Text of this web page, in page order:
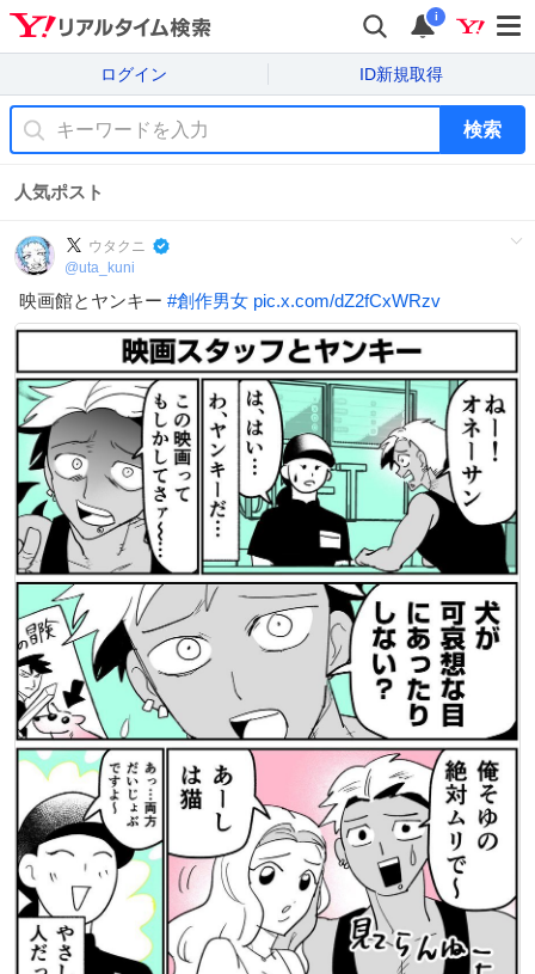
i
ログイン ID新規取得
検索
人気ポスト
ウタクニ
@uta_kuni
映画館とヤンキー #創作男女 pic.x.com/dZ2fCxWRzv